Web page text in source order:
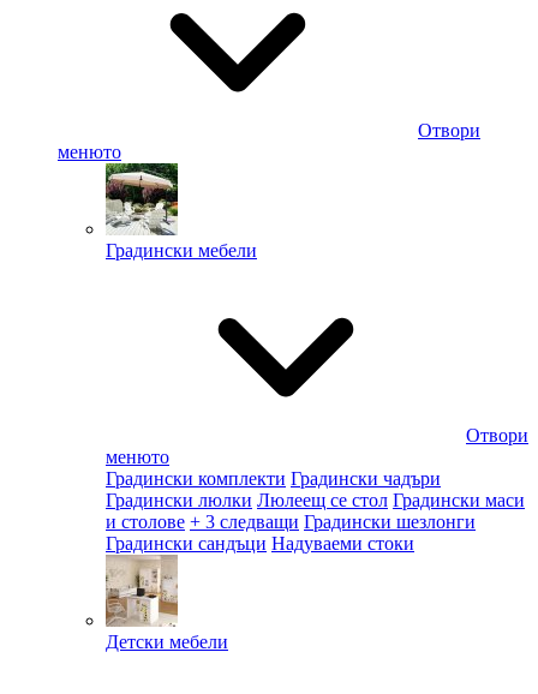
Отвори
менюто
Градински мебели
Отвори
менюто
Градински комплекти Градински чадъри
Градински люлки Люлеещ се стол Градински маси
и столове + 3 следващи Градински шезлонги
Градински сандъци Надуваеми стоки
Детски мебели